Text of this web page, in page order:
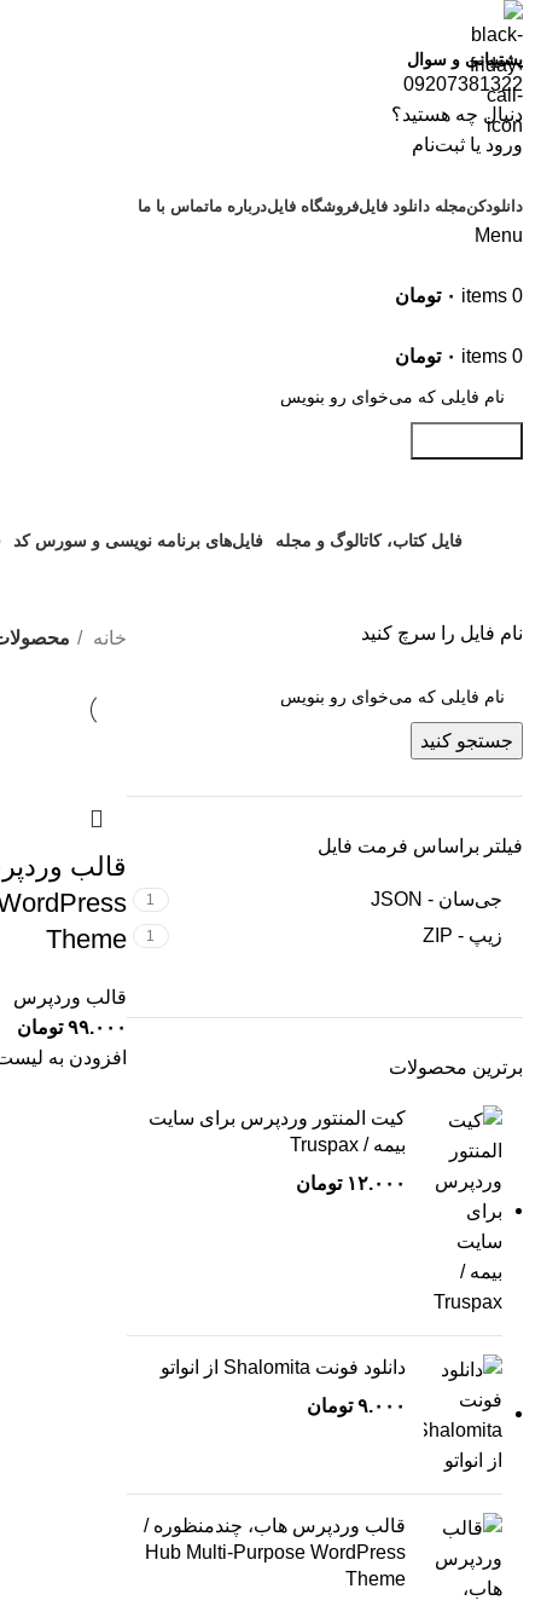
پشتیبانی و سوال
09207381322
دنبال چه هستید؟
ورود یا ثبت‌نام
دانلودکنمجله دانلود فایلفروشگاه فایلدرباره ماتماس با ما
Menu
0
items ۰ تومان
0
items ۰ تومان
فایل کتاب، کاتالوگ و مجله
فایل‌های برنامه نویسی و سورس کد
نام فایل را سرچ کنید
جستجو کنید
فیلتر براساس فرمت فایل
جی‌سان - JSON 1
زیپ - ZIP 1
برترین محصولات
کیت المنتور وردپرس برای سایت
بیمه / Truspax
۱۲.۰۰۰ تومان
دانلود فونت Shalomita از انواتو
۹.۰۰۰ تومان
قالب وردپرس هاب، چندمنظوره /
Hub Multi-Purpose WordPress
Theme
خانه
قالب
Theme
قالب وردپرس
۹۹.۰۰۰ تومان
افزودن به لیست